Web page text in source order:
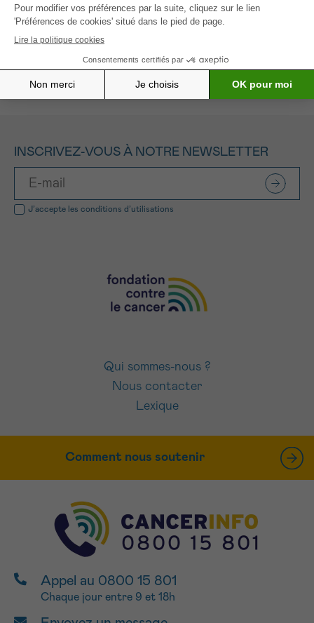
Tous les projets soutenus
INSCRIVEZ-VOUS À NOTRE NEWSLETTER
J’accepte les conditions d’utilisations
Qui sommes-nous ?
Nous contacter
Lexique
Comment nous soutenir
Appel au 0800 15 801
Chaque jour entre 9 et 18h